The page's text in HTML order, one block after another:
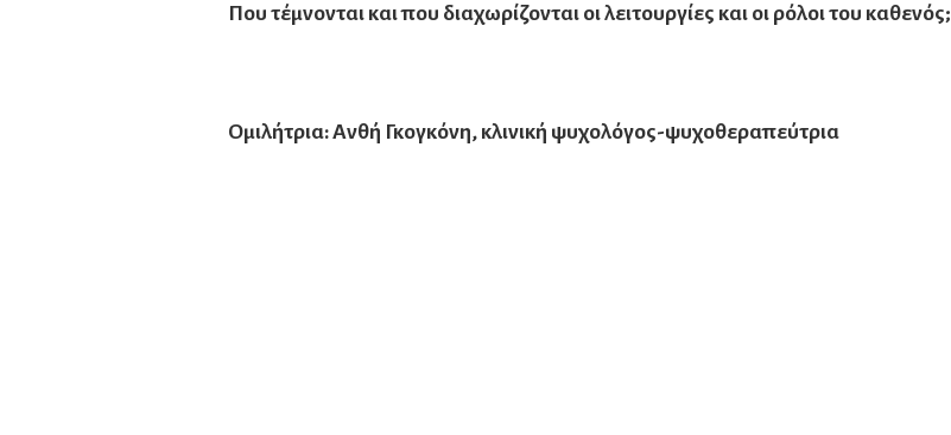
Που τέμνονται και που διαχωρίζονται οι λειτουργίες και οι ρόλοι του καθενός;
Ομιλήτρια: Ανθή Γκογκόνη, κλινική ψυχολόγος-ψυχοθεραπεύτρια